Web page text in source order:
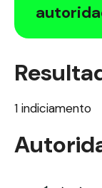
1 indiciamento